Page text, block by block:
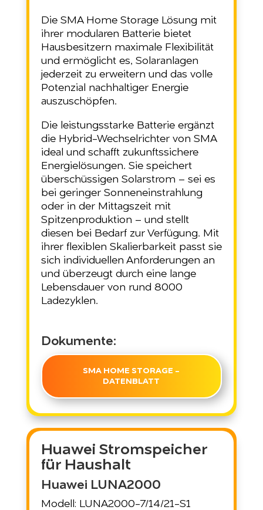
Die SMA Home Storage Lösung mit
ihrer modularen Batterie bietet
Hausbesitzern maximale Flexibilität
und ermöglicht es, Solaranlagen
jederzeit zu erweitern und das volle
Potenzial nachhaltiger Energie
auszuschöpfen.
Die leistungsstarke Batterie ergänzt
die Hybrid-Wechselrichter von SMA
ideal und schafft zukunftssichere
Energielösungen. Sie speichert
überschüssigen Solarstrom – sei es
bei geringer Sonneneinstrahlung
oder in der Mittagszeit mit
Spitzenproduktion – und stellt
diesen bei Bedarf zur Verfügung. Mit
ihrer flexiblen Skalierbarkeit passt sie
sich individuellen Anforderungen an
und überzeugt durch eine lange
Lebensdauer von rund 8000
Ladezyklen.
Dokumente:
SMA HOME STORAGE -
DATENBLATT
Huawei Stromspeicher
für Haushalt
Huawei LUNA2000
Modell: LUNA2000-7/14/21-S1